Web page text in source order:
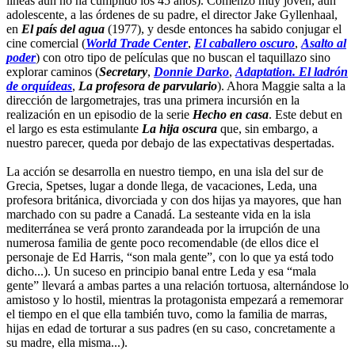
adolescente, a las órdenes de su padre, el director Jake Gyllenhaal,
en El país del agua (1977), y desde entonces ha sabido conjugar el
cine comercial (World Trade Center, El caballero oscuro, Asalto al
poder) con otro tipo de películas que no buscan el taquillazo sino
explorar caminos (Secretary, Donnie Darko, Adaptation. El ladrón
de orquídeas, La profesora de parvulario). Ahora Maggie salta a la
dirección de largometrajes, tras una primera incursión en la
realización en un episodio de la serie Hecho en casa. Este debut en
el largo es esta estimulante La hija oscura que, sin embargo, a
nuestro parecer, queda por debajo de las expectativas despertadas.
La acción se desarrolla en nuestro tiempo, en una isla del sur de
Grecia, Spetses, lugar a donde llega, de vacaciones, Leda, una
profesora británica, divorciada y con dos hijas ya mayores, que han
marchado con su padre a Canadá. La sesteante vida en la isla
mediterránea se verá pronto zarandeada por la irrupción de una
numerosa familia de gente poco recomendable (de ellos dice el
personaje de Ed Harris, “son mala gente”, con lo que ya está todo
dicho...). Un suceso en principio banal entre Leda y esa “mala
gente” llevará a ambas partes a una relación tortuosa, alternándose lo
amistoso y lo hostil, mientras la protagonista empezará a rememorar
el tiempo en el que ella también tuvo, como la familia de marras,
hijas en edad de torturar a sus padres (en su caso, concretamente a
su madre, ella misma...).